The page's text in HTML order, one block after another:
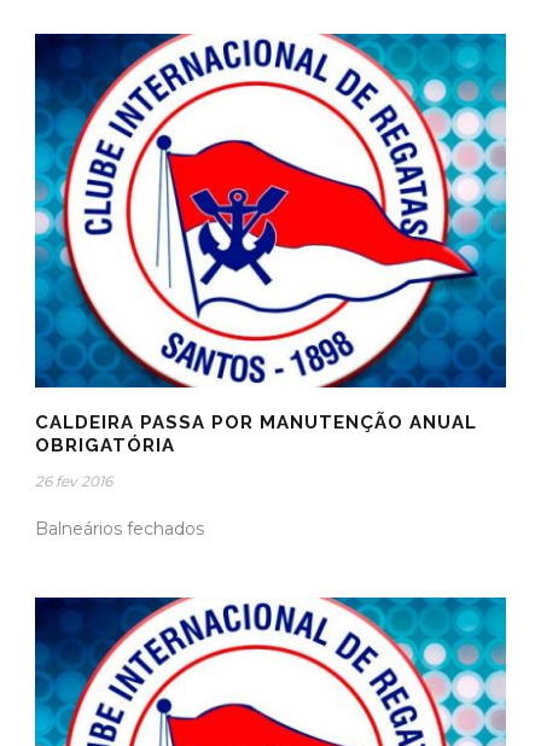
CALDEIRA PASSA POR MANUTENÇÃO ANUAL
OBRIGATÓRIA
26 fev 2016
Balneários fechados